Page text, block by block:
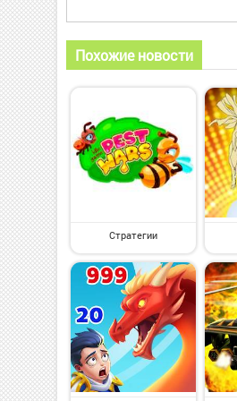
Похожие новости
Стратегии